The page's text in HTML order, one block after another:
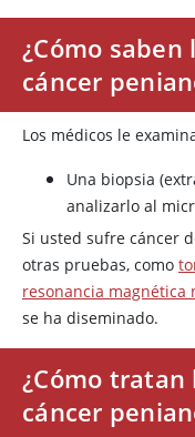
¿Cómo
cáncer
Los médicos le
Una biopsia
analizarlo al
Si usted sufre cáncer
otras pruebas, como
resonancia magnética
se ha diseminado.
¿Cómo tratan
cáncer